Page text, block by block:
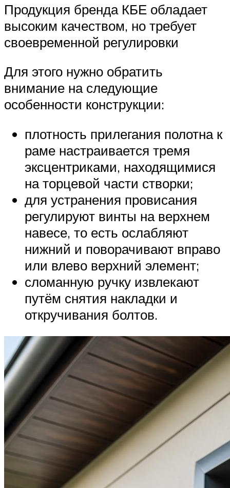
Продукция бренда КБЕ обладает
высоким качеством, но требует
своевременной регулировки
Для этого нужно обратить
внимание на следующие
особенности конструкции:
плотность прилегания полотна к
раме настраивается тремя
эксцентриками, находящимися
на торцевой части створки;
для устранения провисания
регулируют винты на верхнем
навесе, то есть ослабляют
нижний и поворачивают вправо
или влево верхний элемент;
сломанную ручку извлекают
путём снятия накладки и
откручивания болтов.